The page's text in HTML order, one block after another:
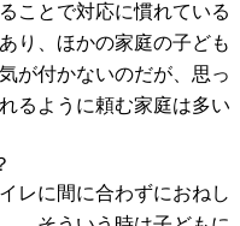
ことで対応に慣れている
り、ほかの家庭の子ども
が付かないのだが、思っ
るように頼む家庭は多い
レに間に合わずにおねし